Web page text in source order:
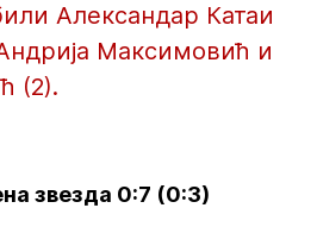
Александар Катаи
Максимовић и
(2).
звезда 0:7 (0:3)